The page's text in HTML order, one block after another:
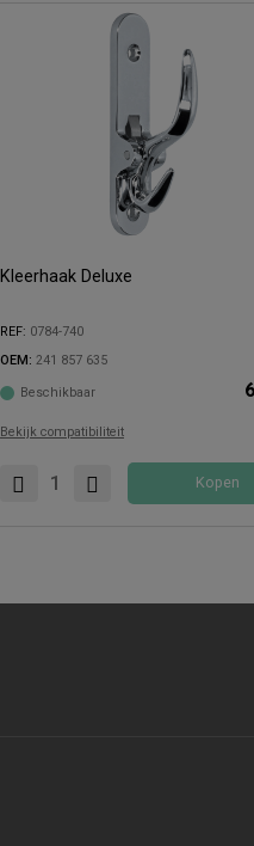
Kleerhaak Deluxe
REF: 0784-740
OEM: 241 857 635
Beschikbaar
Bekijk compatibiliteit
Compatibel met:
Kopen